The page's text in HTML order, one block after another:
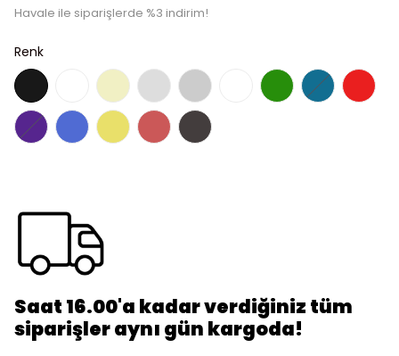
Havale ile siparişlerde %3 indirim!
Renk
Saat 16.00'a kadar verdiğiniz tüm
siparişler aynı gün kargoda!